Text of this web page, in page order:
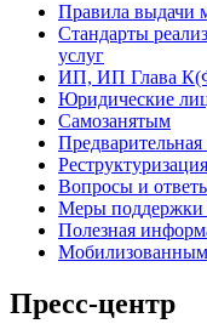
Правила выдачи
Стандарты
услуг
ИП, ИП Глава
Юридические
Самозанятым
Предварительная
Реструктуризация
Вопросы и
Меры
Полезная
Пресс-центр